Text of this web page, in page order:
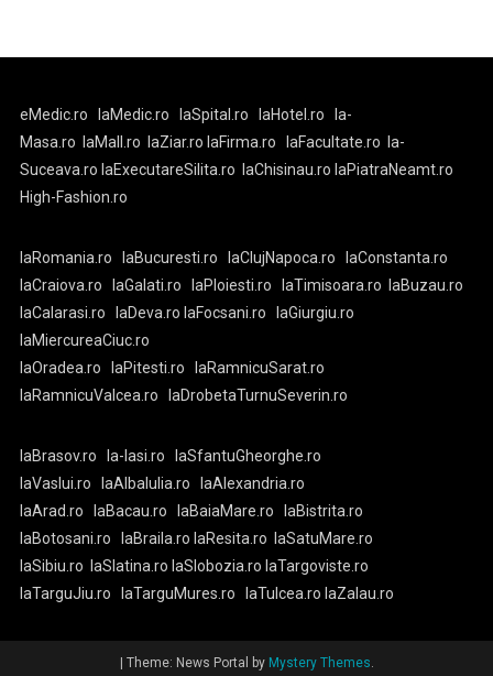
eMedic.ro laMedic.ro laSpital.ro laHotel.ro
la-
Masa.ro
laMall.ro laZiar.ro laFirma.ro laFacultate.ro
la-
Suceava.ro laExecutareSilita.ro laChisinau.ro laPiatraNeamt.ro
High-Fashion.ro
laRomania.ro laBucuresti.ro laClujNapoca.ro
laConstanta.ro
laCraiova.ro
laGalati.ro laPloiesti.ro laTimisoara.ro
laBuzau.ro
laCalarasi.ro
laDeva.ro laFocsani.ro
laGiurgiu.ro
laMiercureaCiuc.ro
laOradea.ro
laPitesti.ro
laRamnicuSarat.ro
laRamnicuValcea.ro
laDrobetaTurnuSeverin.ro
laBrasov.ro la-Iasi.ro
laSfantuGheorghe.ro
laVaslui.ro
laAlbaIulia.ro
laAlexandria.ro
laArad.ro
laBacau.ro laBaiaMare.ro
laBistrita.ro
laBotosani.ro
laBraila.ro laResita.ro
laSatuMare.ro
laSibiu.ro
laSlatina.ro laSlobozia.ro laTargoviste.ro
laTarguJiu.ro
laTarguMures.ro laTulcea.ro laZalau.ro
Theme: News Portal by Mystery Themes.